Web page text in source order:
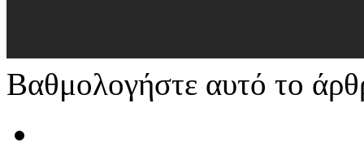
Βαθμολογήστε αυτό το